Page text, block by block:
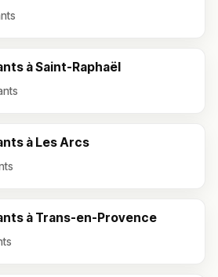
à Saint-Raphaël
à Les Arcs
à Trans-en-Provence